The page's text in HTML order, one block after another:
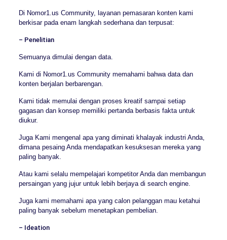
Di Nomor1.us Community, layanan pemasaran konten kami
berkisar pada enam langkah sederhana dan terpusat:
– Penelitian
Semuanya dimulai dengan data.
Kami di Nomor1.us Community memahami bahwa data dan
konten berjalan berbarengan.
Kami tidak memulai dengan proses kreatif sampai setiap
gagasan dan konsep memiliki pertanda berbasis fakta untuk
diukur.
Juga Kami mengenal apa yang diminati khalayak industri Anda,
dimana pesaing Anda mendapatkan kesuksesan mereka yang
paling banyak.
Atau kami selalu mempelajari kompetitor Anda dan membangun
persaingan yang jujur untuk lebih berjaya di search engine.
Juga kami memahami apa yang calon pelanggan mau ketahui
paling banyak sebelum menetapkan pembelian.
– Ideation